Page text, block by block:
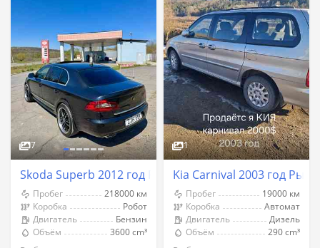
7
Skoda Superb 2012 год Рыбница
Пробег
218000 км
Коробка
Робот
Двигатель
Бензин
Объём
3600 cm³
1
Kia Carnival 2003 год
Пробег
19000 км
Коробка
Автомат
Двигатель
Дизель
Объём
290 cm³